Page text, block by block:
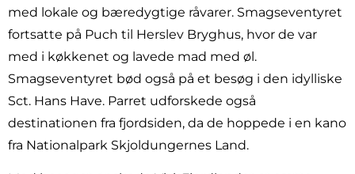
med lokale og bæredygtige råvarer. Smagseventyret
fortsatte på Puch til Herslev Bryghus, hvor de var
med i køkkenet og lavede mad med øl.
Smagseventyret bød også på et besøg i den idylliske
Sct. Hans Have. Parret udforskede også
destinationen fra fjordsiden, da de hoppede i en kano
fra Nationalpark Skjoldungernes Land.